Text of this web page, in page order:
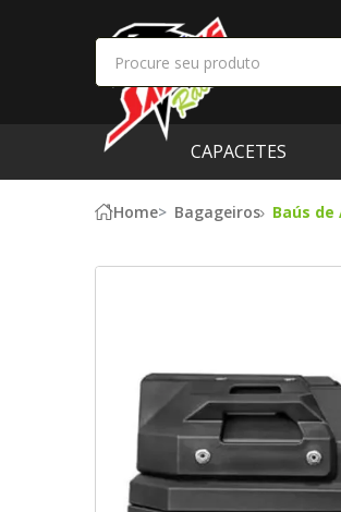
CAPACETES
Home Bagageiros Baús de